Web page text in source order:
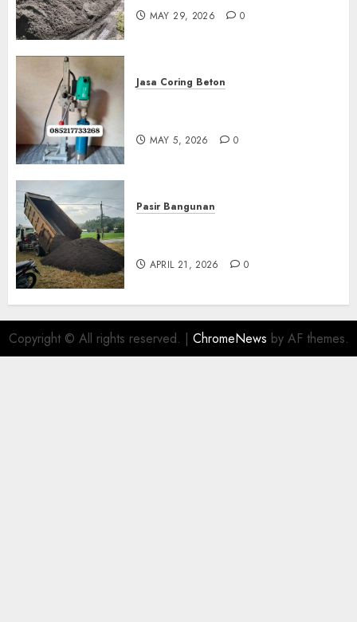
MAY 29, 2026 0
Jasa Coring Beton
MAY 5, 2026 0
Pasir Bangunan
APRIL 21, 2026 0
Copyright © All rights reserved. | ChromeNews by AF themes.